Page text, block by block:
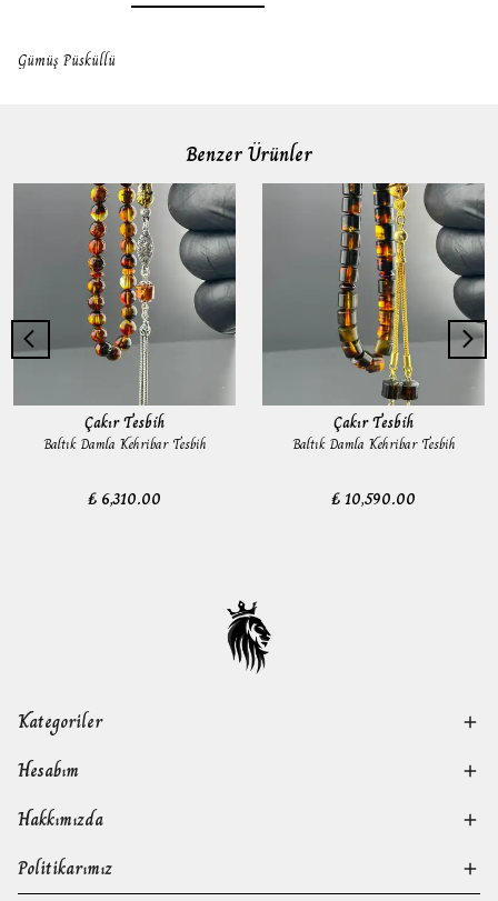
Gümüş Püsküllü
Benzer Ürünler
Çakır Tesbih
Baltık Damla Kehribar Tesbih
₺ 6,310.00
Çakır Tesbih
Baltık Damla Kehribar Tesbih
₺ 10,590.00
Kategoriler
Hesabım
Hakkımızda
Politikarımız